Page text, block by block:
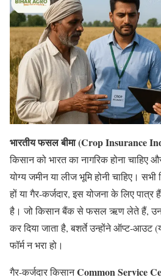
भारतीय फसल बीमा(Crop Insurance
किसान को भारत का नागरिक होना
योग्य जमीन या लीज भूमि होनी चाहिए।
हों या गैर-कर्जदार, इस योजना के लिए
है। जो किसान बैंक से फसल ऋण लेते हैं, उनका
कर दिया जाता है, बशर्ते उन्होंने ऑप्ट-आउट
फॉर्म न भरा हो।
गैर-कर्जदार किसानCommon Service